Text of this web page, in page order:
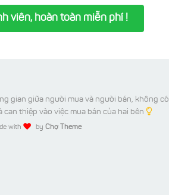
viên, hoàn toàn miễn phí !
gian giữa người mua và người bán, không có
thiệp vào việc mua bán của hai bên
with by Chợ Theme